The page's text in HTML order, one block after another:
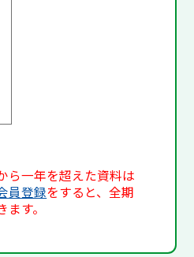
ら一年を超えた資料は
員登録をすると、全期
す。